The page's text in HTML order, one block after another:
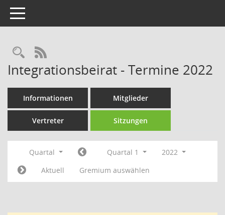
Toggle navigation
Rechercheauswahl
RSS-Feed
Integrationsbeirat - Termine 2022
Informationen Mitglieder
Vertreter Sitzungen
Quartal Quartal 1
2022
Aktuell
Gremium auswählen